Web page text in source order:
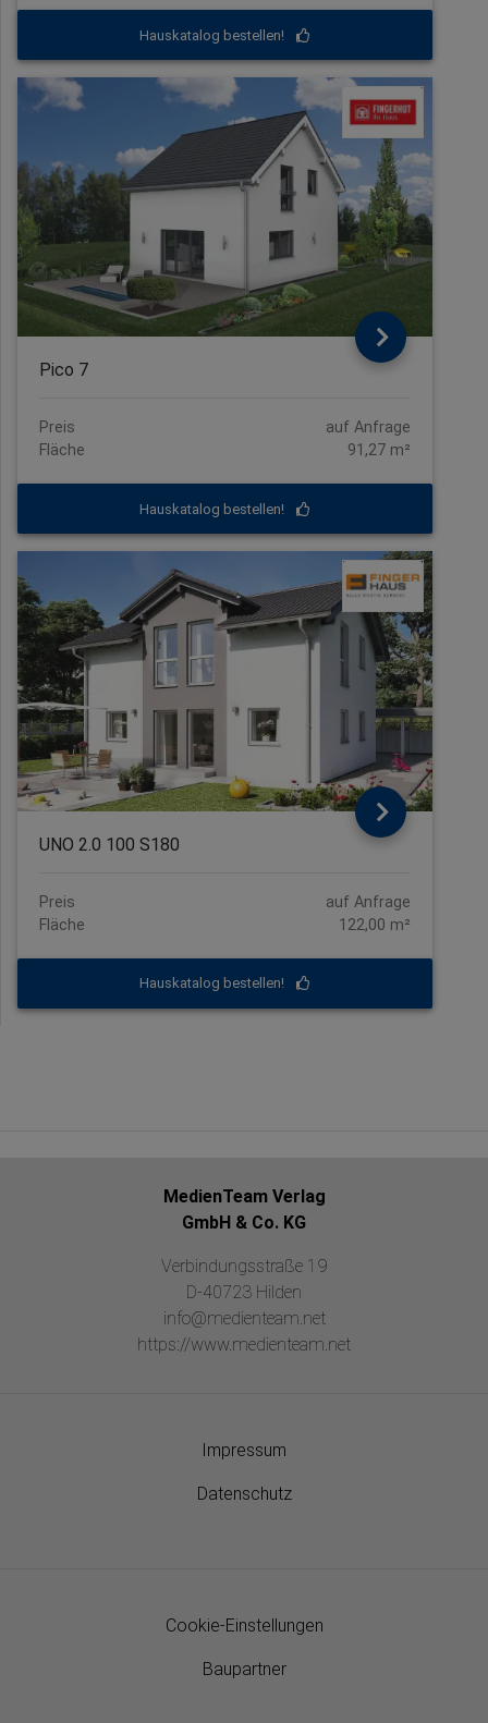
Hauskatalog bestellen!
Pico 7
Preis
auf Anfrage
Fläche
91,27 m²
Hauskatalog bestellen!
UNO 2.0 100 S180
Preis
auf Anfrage
Fläche
122,00 m²
Hauskatalog bestellen!
MedienTeam Verlag
GmbH & Co. KG
Verbindungsstraße 19
D-40723 Hilden
info@medienteam.net
https://www.medienteam.net
Impressum
Datenschutz
Cookie-Einstellungen
Baupartner